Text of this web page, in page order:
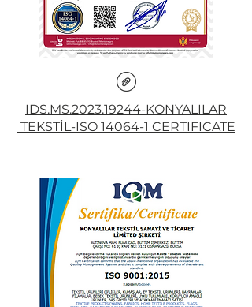
IDS.MS.2023.19244-KONYALILAR
TEKSTİL-ISO 14064-1 CERTIFICATE